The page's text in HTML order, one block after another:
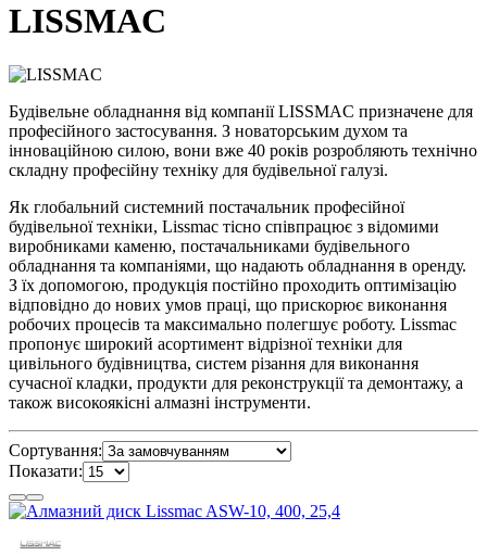
LISSMAC
Будівельне обладнання від компанії LISSMAC призначене для
професійного застосування. З новаторським духом та
інноваційною силою, вони вже 40 років розробляють технічно
складну професійну техніку для будівельної галузі.
Як глобальний системний постачальник професійної
будівельної техніки, Lissmac тісно співпрацює з відомими
виробниками каменю, постачальниками будівельного
обладнання та компаніями, що надають обладнання в оренду.
З їх допомогою, продукція постійно проходить оптимізацію
відповідно до нових умов праці, що прискорює виконання
робочих процесів та максимально полегшує роботу. Lissmac
пропонує широкий асортимент відрізної техніки для
цивільного будівництва, систем різання для виконання
сучасної кладки, продукти для реконструкції та демонтажу, а
також високоякісні алмазні інструменти.
Сортування:
Показати: